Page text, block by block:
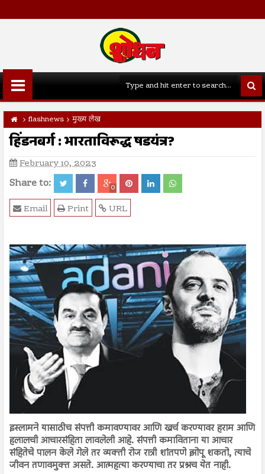
flashnews मुख्य लेख
हिंडनबर्ग : भारताविरूद्ध षडयंत्र?
February 10, 2023
Share to: 0
URL
Print
Email
इस्लामने यासाठीच संपत्ती कमावण्यावर आणि खर्च करण्यावर हराम आणि
हलालची आचारसंहिता लावलेली आहे. संपत्ती कमाविताना या आचार
संहितेचे पालन केले गेले तर व्यक्ती रोज रात्री शांतपणे झोपू शकतो, त्याचे
जीवन तणावमुक्त असते. आत्महत्या करण्याचा तर प्रश्नच येत नाही.